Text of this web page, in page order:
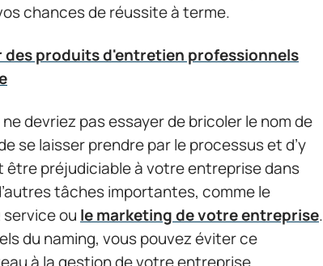
chances de réussite à terme.
des produits d'entretien professionnels
devriez pas essayer de bricoler le nom de
se laisser prendre par le processus et d’y
préjudiciable à votre entreprise dans
tâches importantes, comme le
ou le marketing de votre entreprise.
du naming, vous pouvez éviter ce
à la gestion de votre entreprise.